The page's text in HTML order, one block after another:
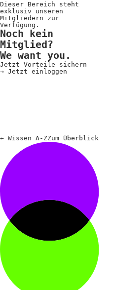
Dieser Bereich steht
exklusiv unseren
Mitgliedern zur
Verfügung.
Noch kein
Mitglied?
We want you.
Jetzt Vorteile sichern
→ Jetzt einloggen
← Wissen A-ZZum Überblick